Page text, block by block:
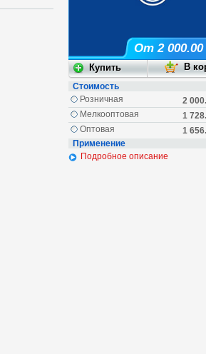
От 2 000.00
Стоимость
2
Розничная
1
Мелкооптовая
1
Оптовая
Применение
Подробное описание